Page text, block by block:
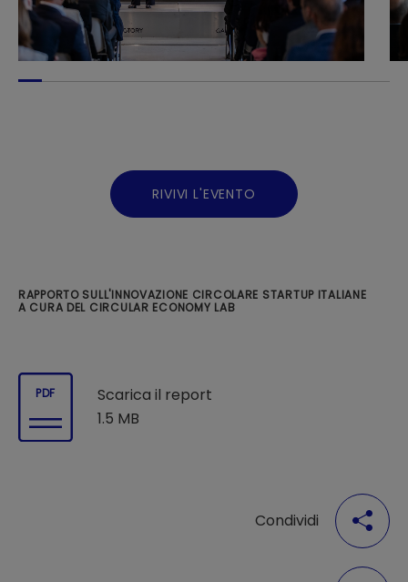
RIVIVI L'EVENTO
RAPPORTO SULL'INNOVAZIONE CIRCOLARE STARTUP ITALIANE
A CURA DEL CIRCULAR ECONOMY LAB
PDF
Scarica il report
1.5 MB
Condividi